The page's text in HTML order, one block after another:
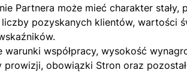
Partnera może mieć charakter
pozyskanych klientów, wartości
warunki współpracy, wysokość
prowizji, obowiązki Stron oraz